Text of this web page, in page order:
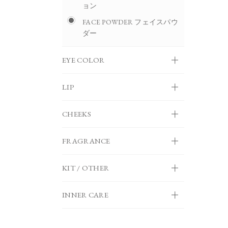
ョン
FACE POWDER フェイスパウ
ダー
EYE COLOR
LIP
CHEEKS
FRAGRANCE
KIT / OTHER
INNER CARE